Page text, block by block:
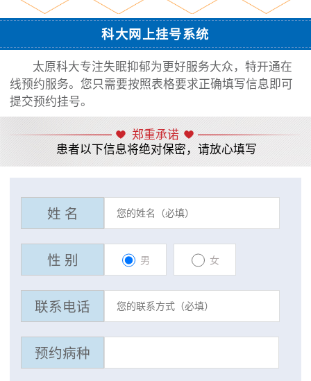
科大网上挂号系统
太原科大专注失眠抑郁为更好服务大众，特开通在
线预约服务。您只需要按照表格要求正确填写信息即可
提交预约挂号。
郑重承诺
患者以下信息将绝对保密，请放心填写
姓 名
性 别 男 女
联系电话
预约病种